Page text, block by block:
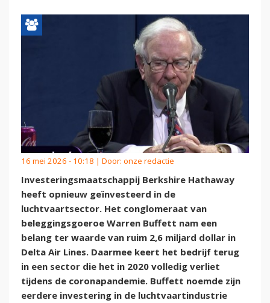
16 mei 2026 - 10:18 | Door: onze redactie
Investeringsmaatschappij Berkshire Hathaway
heeft opnieuw geïnvesteerd in de
luchtvaartsector. Het conglomeraat van
beleggingsgoeroe Warren Buffett nam een
belang ter waarde van ruim 2,6 miljard dollar in
Delta Air Lines. Daarmee keert het bedrijf terug
in een sector die het in 2020 volledig verliet
tijdens de coronapandemie. Buffett noemde zijn
eerdere investering in de luchtvaartindustrie